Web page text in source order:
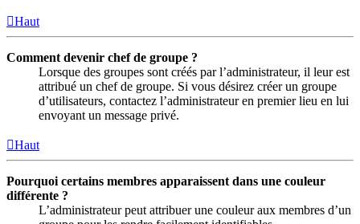
Haut
Comment devenir chef de groupe ?
Lorsque des groupes sont créés par l’administrateur, il leur est
attribué un chef de groupe. Si vous désirez créer un groupe
d’utilisateurs, contactez l’administrateur en premier lieu en lui
envoyant un message privé.
Haut
Pourquoi certains membres apparaissent dans une couleur
différente ?
L’administrateur peut attribuer une couleur aux membres d’un